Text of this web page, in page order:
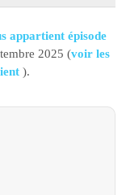
appartient épisode
2025 (voir les
).